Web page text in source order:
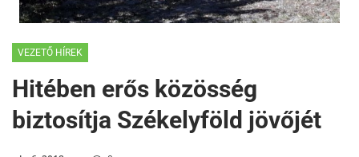
VEZETŐ HÍREK
Hitében erős közösség
biztosítja Székelyföld jövőjét